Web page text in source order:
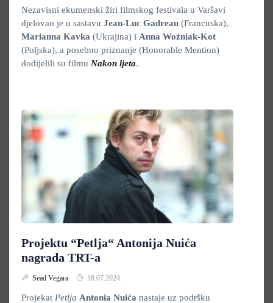
Nezavisni ekumenski žiri filmskog festivala u Varšavi
djelovao je u sastavu Jean-Luc Gadreau (Francuska),
Marianna Kavka (Ukrajina) i Anna Woźniak-Kot
(Poljska), a posebno priznanje (Honorable Mention)
dodijelili su filmu Nakon ljeta.
Projektu “Petlja“ Antonija Nuića
nagrada TRT-a
Sead Vegara 18.07.2024.
Projekat Petlja Antonia Nuića nastaje uz podršku